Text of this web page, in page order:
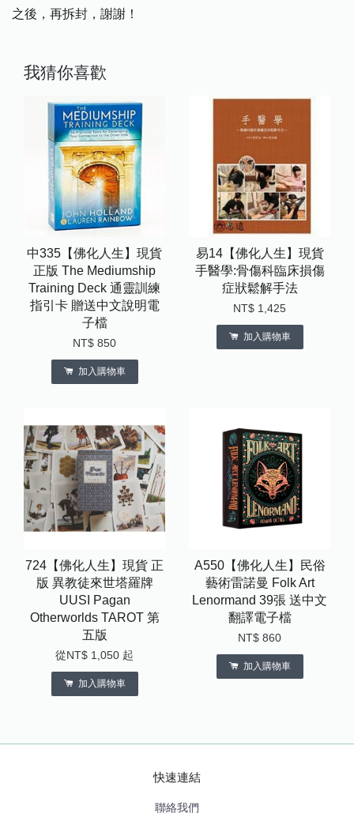
之後，再拆封，謝謝！
我猜你喜歡
中335【佛化人生】現貨
正版 The Mediumship
Training Deck 通靈訓練
指引卡 贈送中文說明電
子檔
NT$ 850
加入購物車
易14【佛化人生】現貨
手醫學:骨傷科臨床損傷
症狀鬆解手法
NT$ 1,425
加入購物車
724【佛化人生】現貨 正
版 異教徒來世塔羅牌
UUSI Pagan
Otherworlds TAROT 第
五版
從NT$ 1,050 起
加入購物車
A550【佛化人生】民俗
藝術雷諾曼 Folk Art
Lenormand 39張 送中文
翻譯電子檔
NT$ 860
加入購物車
快速連結
聯絡我們